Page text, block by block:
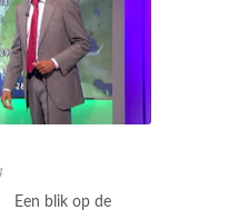
Een blik op de